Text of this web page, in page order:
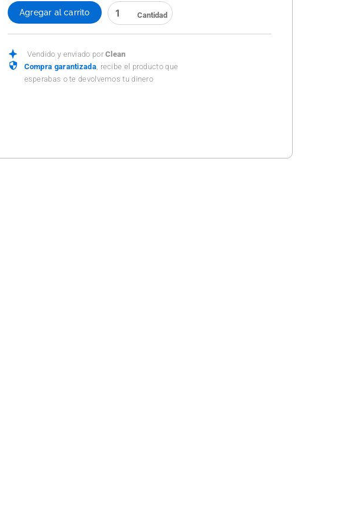
REPUESTO
DE
500
cantidad
Agregar al carrito
Vendido y enviado porClean
Compra garantizada, recibe el producto que
esperabas o te devolvemos tu dinero